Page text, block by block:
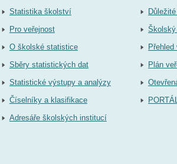
Statistika školství
Pro veřejnost
O školské statistice
Sběry statistických dat
Statistické výstupy a analýzy
Číselníky a klasifikace
Adresáře školských institucí
Plán